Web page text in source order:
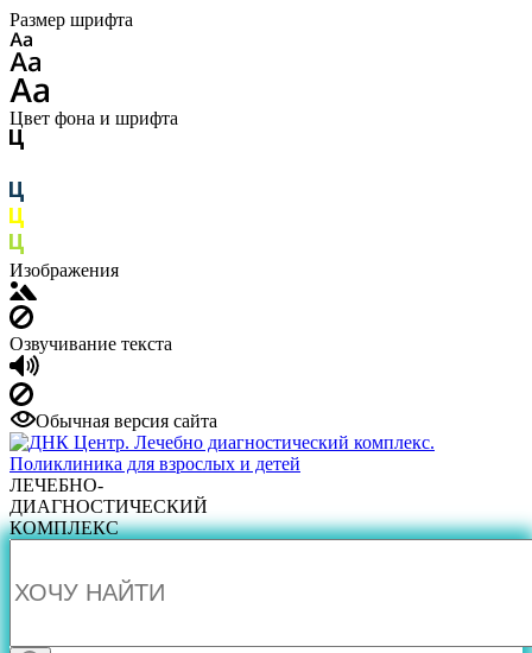
Размер шрифта
Цвет фона и шрифта
Изображения
Озвучивание текста
Обычная версия сайта
ЛЕЧЕБНО-
ДИАГНОСТИЧЕСКИЙ
КОМПЛЕКС